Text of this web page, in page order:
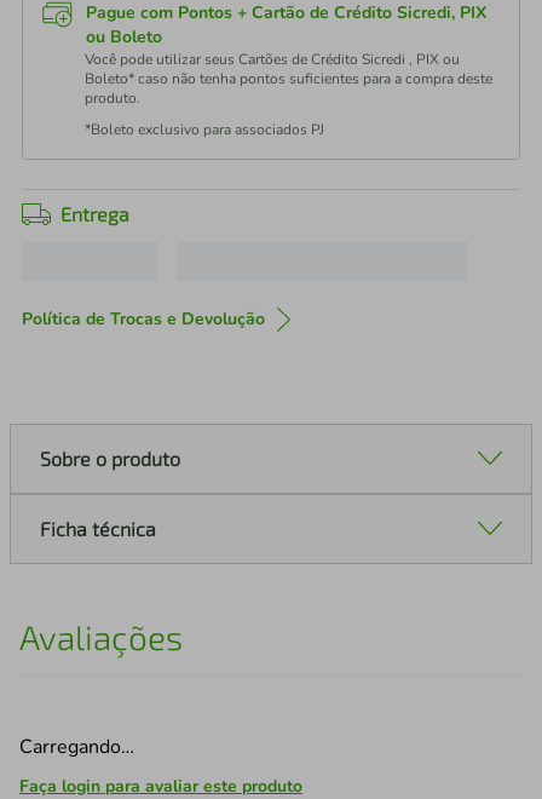
Pague com Pontos + Cartão de Crédito Sicredi, PIX
ou Boleto
Você pode utilizar seus Cartões de Crédito Sicredi , PIX ou
Boleto* caso não tenha pontos suficientes para a compra deste
produto.
*Boleto exclusivo para associados PJ
Entrega
Política de Trocas e Devolução
Sobre o produto
Ficha técnica
Avaliações
Carregando…
Faça login para avaliar este produto